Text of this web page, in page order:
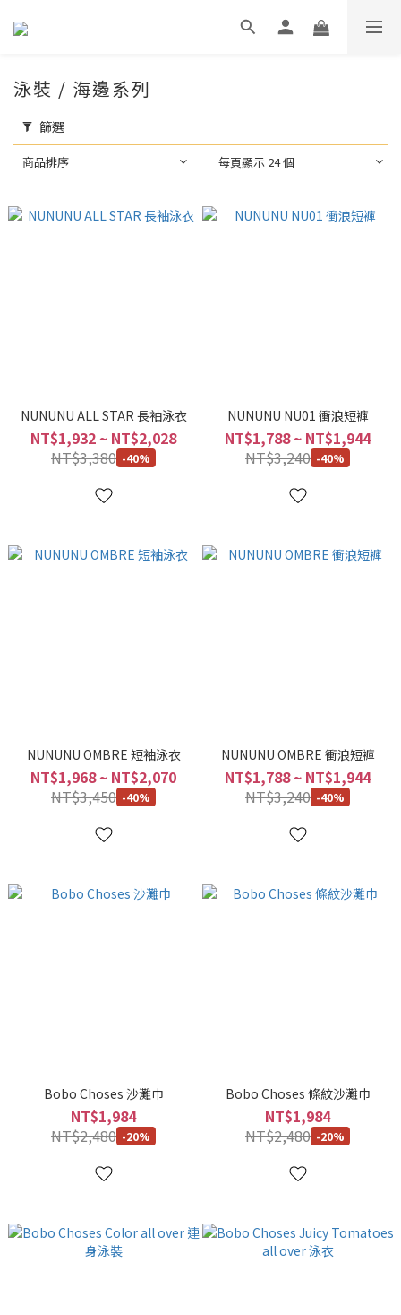
泳裝 / 海邊系列
篩選
商品排序 每頁顯示 24 個
NUNUNU ALL STAR 長袖泳衣
NT$1,932 ~ NT$2,028
NT$3,380 -40%
NUNUNU NU01 衝浪短褲
NT$1,788 ~ NT$1,944
NT$3,240 -40%
NUNUNU OMBRE 短袖泳衣
NT$1,968 ~ NT$2,070
NT$3,450 -40%
NUNUNU OMBRE 衝浪短褲
NT$1,788 ~ NT$1,944
NT$3,240 -40%
Bobo Choses 沙灘巾
NT$1,984
NT$2,480 -20%
Bobo Choses 條紋沙灘巾
NT$1,984
NT$2,480 -20%